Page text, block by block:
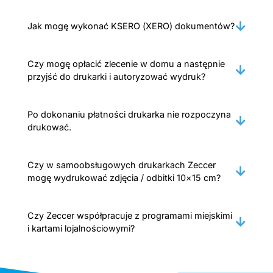
Jak mogę wykonać KSERO (XERO) dokumentów?
Czy mogę opłacić zlecenie w domu a następnie
przyjść do drukarki i autoryzować wydruk?
Po dokonaniu płatności drukarka nie rozpoczyna
drukować.
Czy w samoobsługowych drukarkach Zeccer
mogę wydrukować zdjęcia / odbitki 10×15 cm?
Czy Zeccer współpracuje z programami miejskimi
i kartami lojalnościowymi?